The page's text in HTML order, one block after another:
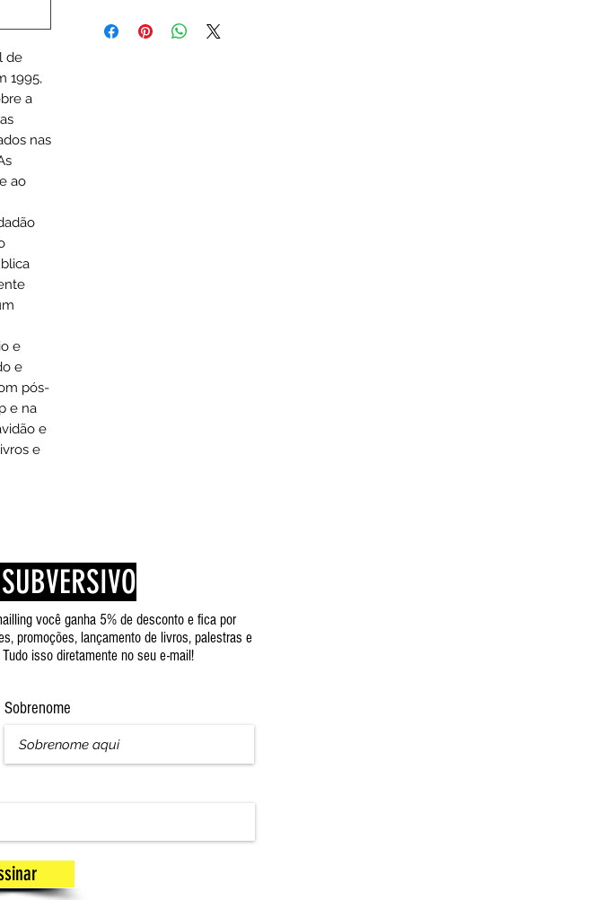
de
1995,
a
nas
ao
e
e
pós-
e na
e
e
Editora ‏ : ‎ Editora da Unicamp; 3ª edição (7 janeiro
você ganha 5% de desconto e fica por
promoções, lançamento de livros, palestras e
isso diretamente no seu e-mail!
Sobrenome